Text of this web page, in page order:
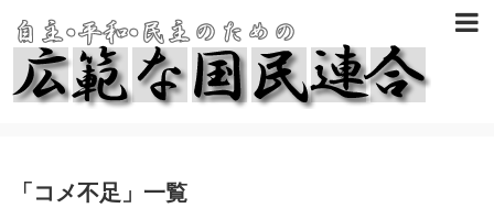
「 コメ不足 」 一覧